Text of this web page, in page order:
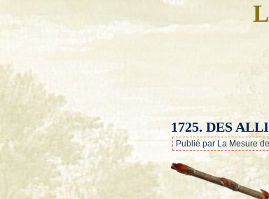
1725. DES
Publié par La Mesure